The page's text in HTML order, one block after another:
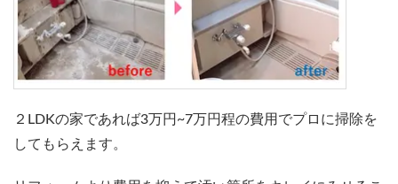
２LDKの家であれば3万円~7万円程の費用でプロに掃除を
してもらえます。